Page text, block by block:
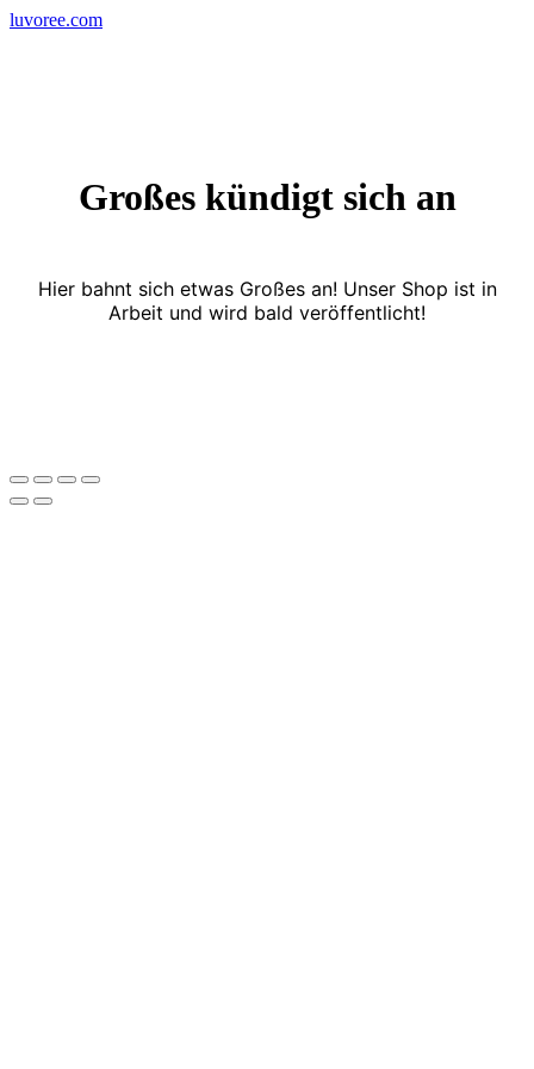
Skip
luvoree.com
Großes kündigt sich an
Hier bahnt sich etwas Großes an! Unser Shop ist in
Arbeit und wird bald veröffentlicht!